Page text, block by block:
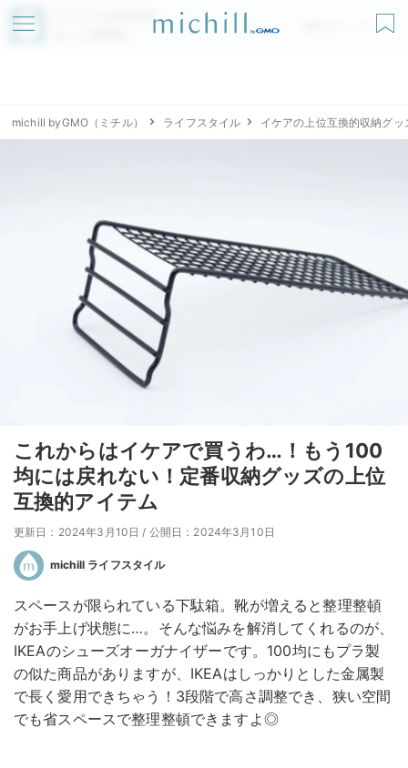
アプリでmichillが
無料ダウンロード
michill byGMO（ミチル） ライフスタイル イケアの上位互換的収納グッ
これからはイケアで買うわ…！もう100
均には戻れない！定番収納グッズの上位
互換的アイテム
更新日：2024年3月10日 / 公開日：2024年3月10日
michill ライフスタイル
スペースが限られている下駄箱。靴が増えると整理整頓
がお手上げ状態に…。そんな悩みを解消してくれるのが、
IKEAのシューズオーガナイザーです。100均にもプラ製
の似た商品がありますが、IKEAはしっかりとした金属製
で長く愛用できちゃう！3段階で高さ調整でき、狭い空間
でも省スペースで整理整頓できますよ◎